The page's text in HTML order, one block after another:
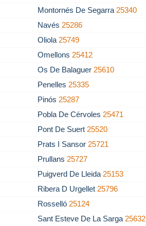
Montornés De Segarra 25340
Navés 25286
Oliola 25749
Omellons 25412
Os De Balaguer 25610
Penelles 25335
Pinós 25287
Pobla De Cérvoles 25471
Pont De Suert 25520
Prats I Sansor 25721
Prullans 25727
Puigverd De Lleida 25153
Ribera D Urgellet 25796
Rosselló 25124
Sant Esteve De La Sarga 25632